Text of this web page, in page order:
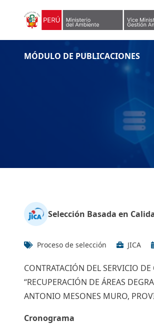
MÓDULO DE PUBLICACIONES
Selección Basada en
Proceso de selección JICA
CONTRATACIÓN DEL SERVICIO
“RECUPERACIÓN DE ÁREAS
ANTONIO MESONES MURO,
Cronograma